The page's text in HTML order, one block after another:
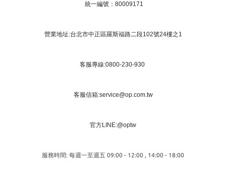
統一編號：80009171
營業地址:台北市中正區羅斯福路二段102號24樓之1
客服專線:0800-230-930
客服信箱:service@op.com.tw
官方LINE:@optw
服務時間: 每週一至週五 09:00 - 12:00 , 14:00 - 18:00